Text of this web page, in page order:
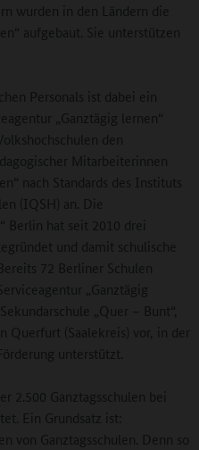
wurden in den Ländern die
aufgebaut. Sie unterstützen
Personals ist dabei ein
„Ganztägig lernen“
den
Mitarbeiterinnen
nach Standards des Instituts
(IQSH) an. Die
Berlin hat seit 2010 drei
und damit schulische
72 Berliner Schulen
„Ganztägig
„Quer – Bunt“,
Querfurt (Saalekreis) vor, in der
unterstützt.
2.500 Ganztagsschulen bei
Ein Grundsatz ist:
von Ganztagsschulen. Denn so